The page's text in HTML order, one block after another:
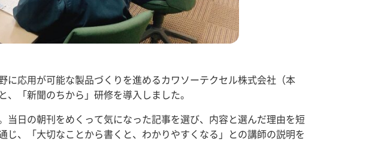
応用が可能な製品づくりを進めるカワソーテクセル株式会社（本
「新聞のちから」研修を導入しました。
日の朝刊をめくって気になった記事を選び、内容と選んだ理由を短
、「大切なことから書くと、わかりやすくなる」との講師の説明を